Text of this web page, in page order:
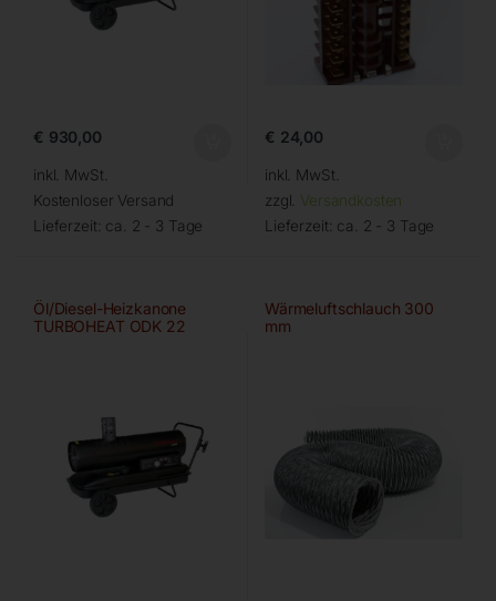
€ 930,00
inkl. MwSt.
Kostenloser Versand
Lieferzeit: ca. 2 - 3 Tage
€ 24,00
inkl. MwSt.
zzgl. Versandkosten
Lieferzeit: ca. 2 - 3 Tage
Öl/Diesel-Heizkanone
TURBOHEAT ODK 22
Wärmeluftschlauch 300
mm